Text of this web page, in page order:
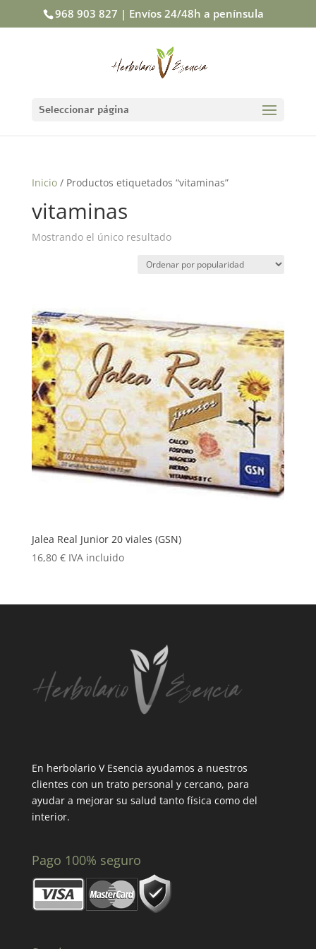
968 903 827 | Envíos 24/48h a península
Seleccionar página
Inicio/ Productos etiquetados “vitaminas”
vitaminas
Mostrando el único resultado
Jalea Real Junior 20 viales (GSN)
16,80 € IVA incluido
En herbolario V Esencia ayudamos a nuestros
clientes con un trato personal y cercano, para
ayudar a mejorar su salud tanto física como del
interior.
Pago 100% seguro